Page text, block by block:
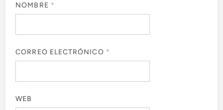
NOMBRE *
CORREO ELECTRÓNICO *
WEB